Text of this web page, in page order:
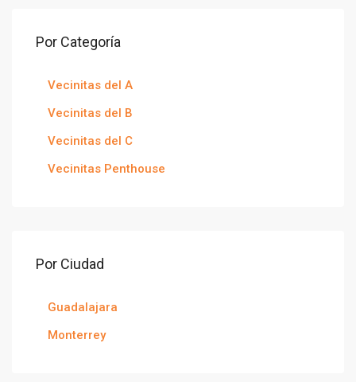
Por Categoría
Vecinitas del A
Vecinitas del B
Vecinitas del C
Vecinitas Penthouse
Por Ciudad
Guadalajara
Monterrey